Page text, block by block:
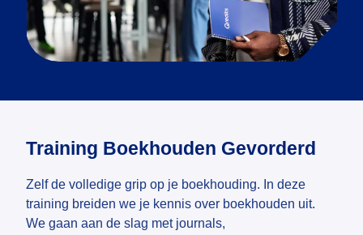
Training Boekhouden Gevorderd
Zelf de volledige grip op je boekhouding. In deze
training breiden we je kennis over boekhouden uit.
We gaan aan de slag met journals,